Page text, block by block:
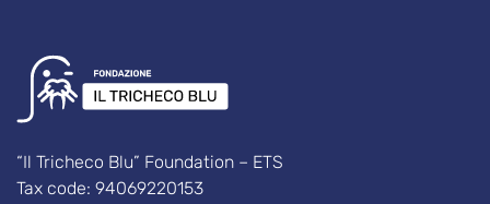
“Il Tricheco Blu” Foundation – ETS
Tax code: 94069220153